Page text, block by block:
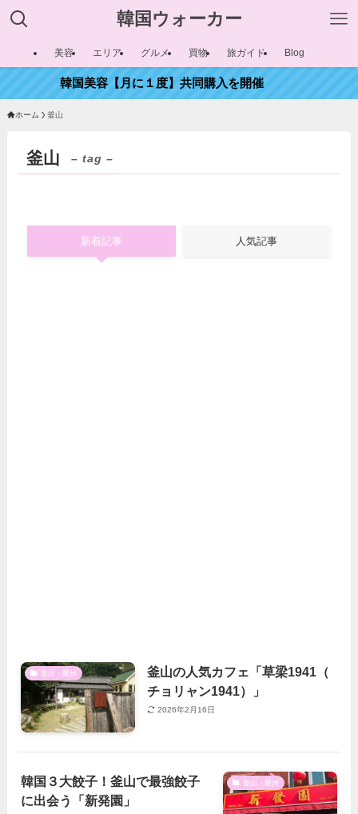
韓国ウォーカー
美容 エリア グルメ 買物 旅ガイド Blog
韓国美容【月に１度】共同購入を開催
ホーム 釜山
釜山 – tag –
新着記事 人気記事
釜山・慶州
釜山の人気カフェ「草梁1941（
チョリャン1941）」
2026年2月16日
釜山・慶州
韓国３大餃子！釜山で最強餃子
に出会う「新発園」